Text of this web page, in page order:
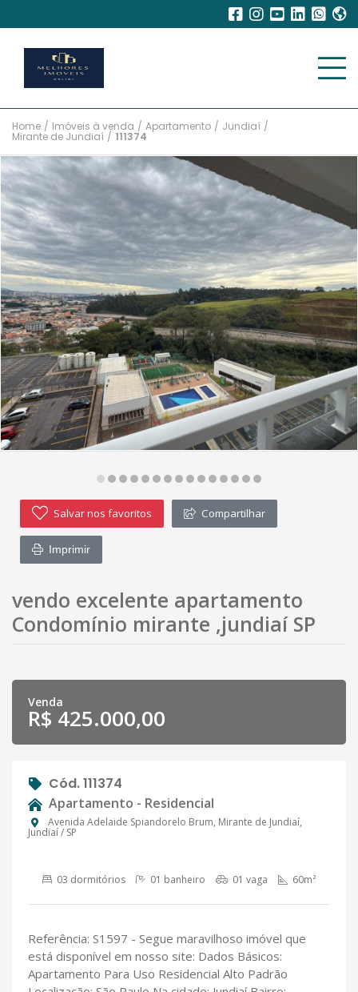
Home / Imóveis à venda / Apartamento / Jundiaí /
Mirante de Jundiaí / 111374
Salvar nos favoritos Compartilhar
Imprimir
vendo excelente apartamento
Condomínio mirante ,jundiaí SP
Venda
R$ 425.000,00
Cód. 111374
Apartamento - Residencial
Avenida Adelaide Spiandorelo Brum, Mirante de Jundiaí,
Jundiaí / SP
03 dormitórios 01 banheiro 01 vaga 60m²
Referência: S1597 - Segue maravilhoso imóvel que
está disponível em nosso site: Dados Básicos:
Apartamento Para Uso Residencial Alto Padrão